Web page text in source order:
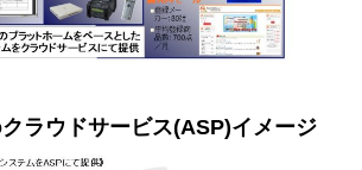
ラウドサービス(ASP)イメージ